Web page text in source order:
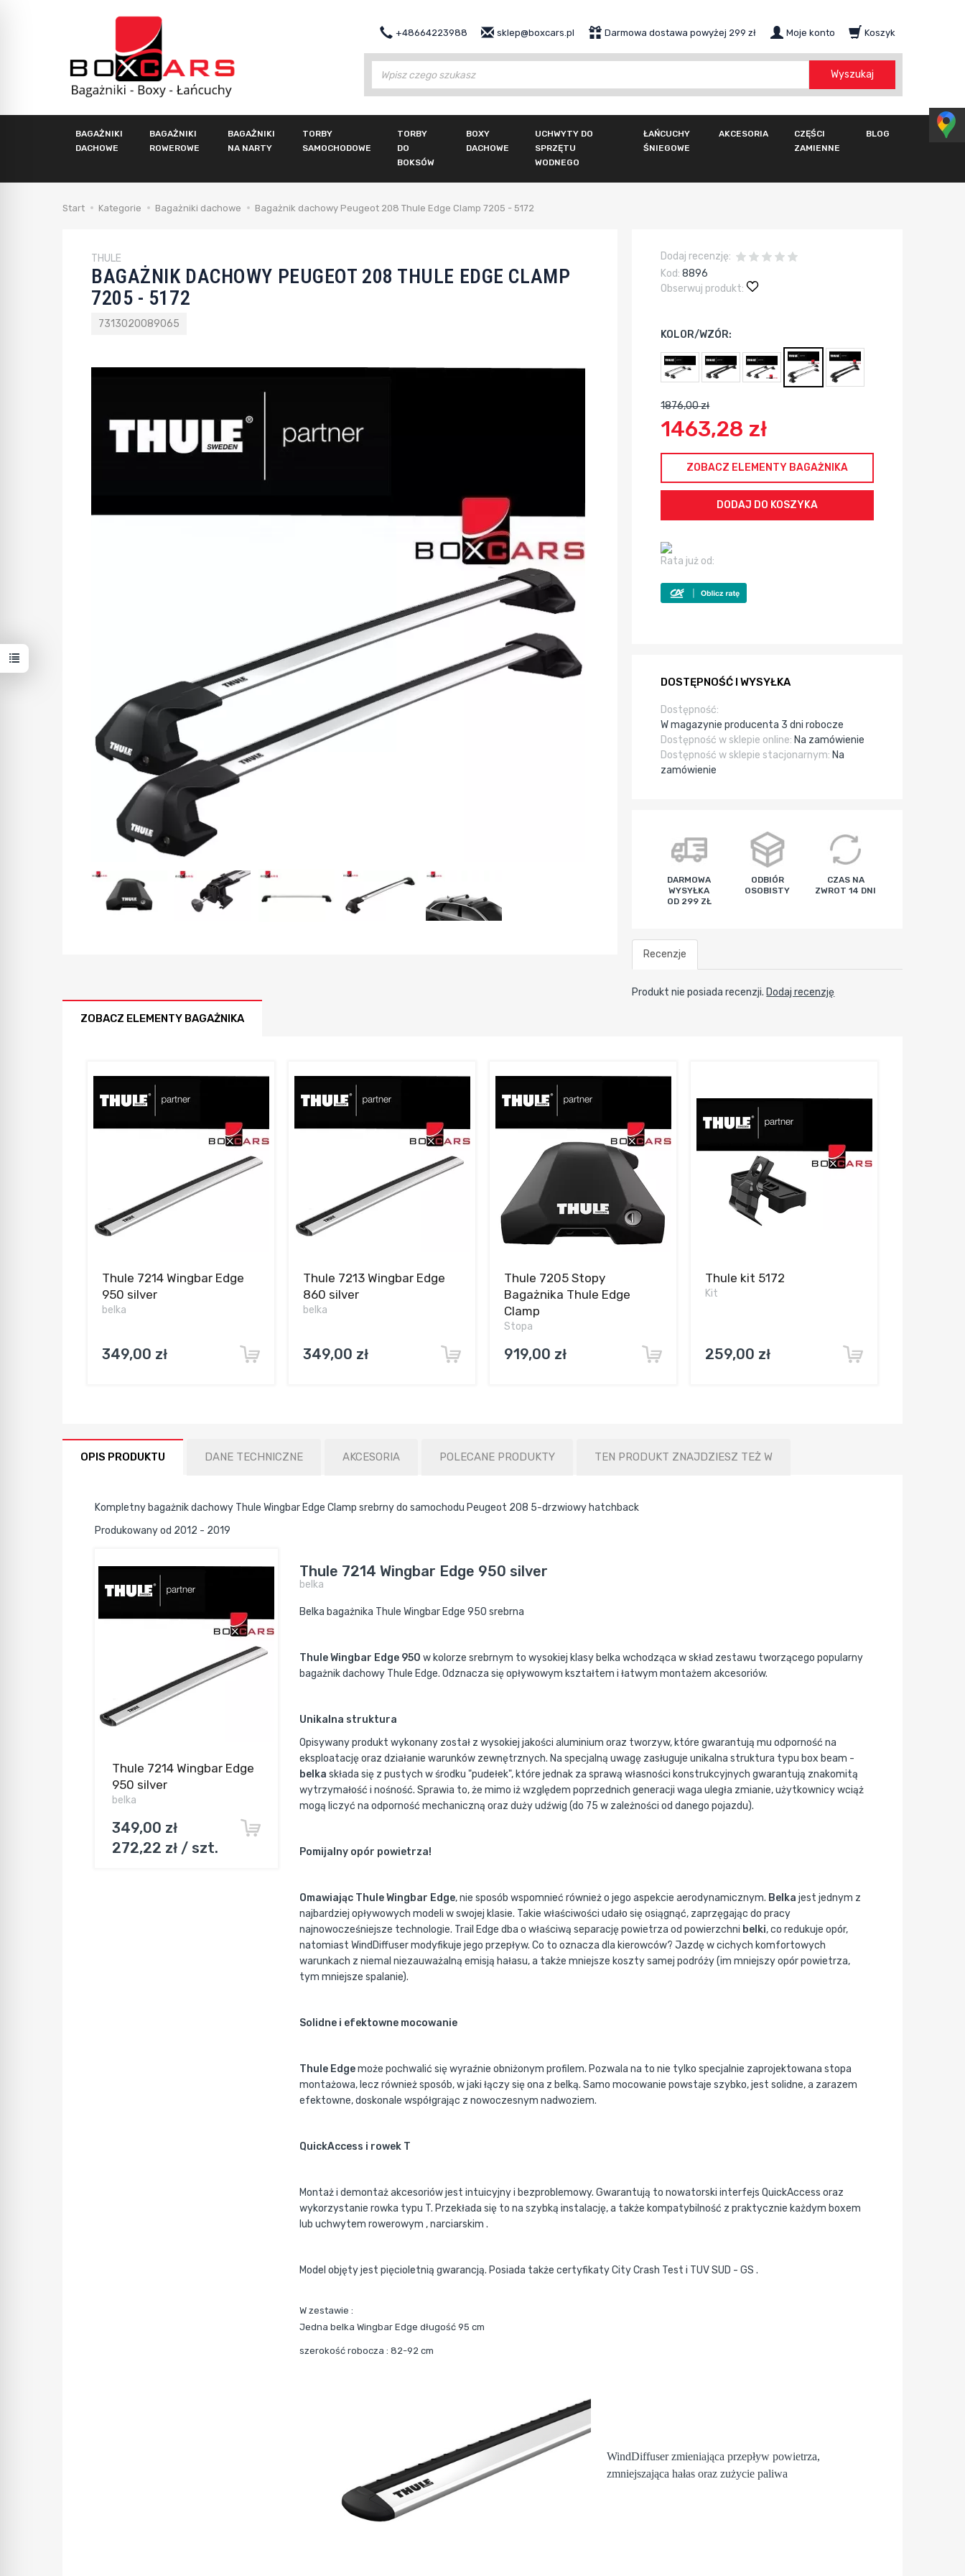
+48664223988 Darmowa dostawa powyżej 299 zł
sklep@boxcars.pl Moje konto Koszyk
Wyszukaj
BAGAŻNIKI
DACHOWE
BAGAŻNIKI
ROWEROWE
BAGAŻNIKI
NA NARTY
TORBY
SAMOCHODOWE
TORBY
DO
BOKSÓW
BOXY
DACHOWE
UCHWYTY DO
SPRZĘTU
WODNEGO
ŁAŃCUCHY
ŚNIEGOWE
AKCESORIA
CZĘŚCI
ZAMIENNE
BLOG
Start Kategorie Bagażniki dachowe Bagażnik dachowy Peugeot 208 Thule Edge Clamp 7205 - 5172
THULE
BAGAŻNIK DACHOWY PEUGEOT 208 THULE EDGE CLAMP
7205 - 5172
7313020089065
Dodaj recenzję:
Kod: 8896
Obserwuj produkt:
KOLOR/WZÓR:
1876,00 zł
1463,28 zł
ZOBACZ ELEMENTY BAGAŻNIKA
Rata już od:
DOSTĘPNOŚĆ I WYSYŁKA
Dostępność:
W magazynie producenta 3 dni robocze
Dostępność w sklepie online: Na zamówienie
Dostępność w sklepie stacjonarnym: Na
zamówienie
DARMOWA
WYSYŁKA
OD 299 ZŁ
ODBIÓR
OSOBISTY
CZAS NA
ZWROT 14 DNI
Recenzje
Produkt nie posiada recenzji. Dodaj recenzję
ZOBACZ ELEMENTY BAGAŻNIKA
Thule 7214 Wingbar Edge
950 silver
belka
349,00 zł
Thule 7213 Wingbar Edge
860 silver
belka
349,00 zł
Thule 7205 Stopy
Bagażnika Thule Edge
Clamp
Stopa
919,00 zł
Thule kit 5172
Kit
259,00 zł
OPIS PRODUKTU DANE TECHNICZNE AKCESORIA POLECANE PRODUKTY TEN PRODUKT ZNAJDZIESZ TEŻ W
Kompletny bagażnik dachowy Thule Wingbar Edge Clamp srebrny do samochodu Peugeot 208 5-drzwiowy hatchback
Produkowany od 2012 - 2019
Thule 7214 Wingbar Edge
950 silver
belka
349,00 zł
272,22 zł / szt.
Thule 7214 Wingbar Edge 950 silver
belka
Belka bagażnika Thule Wingbar Edge 950 srebrna
Thule Wingbar Edge 950 w kolorze srebrnym to wysokiej klasy belka wchodząca w skład zestawu tworzącego popularny
bagażnik dachowy Thule Edge. Odznacza się opływowym kształtem i łatwym montażem akcesoriów.
Unikalna struktura
Opisywany produkt wykonany został z wysokiej jakości aluminium oraz tworzyw, które gwarantują mu odporność na
eksploatację oraz działanie warunków zewnętrznych. Na specjalną uwagę zasługuje unikalna struktura typu box beam -
belka składa się z pustych w środku "pudełek", które jednak za sprawą własności konstrukcyjnych gwarantują znakomitą
wytrzymałość i nośność. Sprawia to, że mimo iż względem poprzednich generacji waga uległa zmianie, użytkownicy wciąż
mogą liczyć na odporność mechaniczną oraz duży udźwig (do 75 w zależności od danego pojazdu).
Pomijalny opór powietrza!
Omawiając Thule Wingbar Edge, nie sposób wspomnieć również o jego aspekcie aerodynamicznym. Belka jest jednym z
najbardziej opływowych modeli w swojej klasie. Takie właściwości udało się osiągnąć, zaprzęgając do pracy
najnowocześniejsze technologie. Trail Edge dba o właściwą separację powietrza od powierzchni belki, co redukuje opór,
natomiast WindDiffuser modyfikuje jego przepływ. Co to oznacza dla kierowców? Jazdę w cichych komfortowych
warunkach z niemal niezauważalną emisją hałasu, a także mniejsze koszty samej podróży (im mniejszy opór powietrza,
tym mniejsze spalanie).
Solidne i efektowne mocowanie
Thule Edgemoże pochwalić się wyraźnie obniżonym profilem. Pozwala na to nie tylko specjalnie zaprojektowana stopa
montażowa, lecz również sposób, w jaki łączy się ona z belką. Samo mocowanie powstaje szybko, jest solidne, a zarazem
efektowne, doskonale współgrając z nowoczesnym nadwoziem.
QuickAccess i rowek T
Montaż i demontaż akcesoriów jest intuicyjny i bezproblemowy. Gwarantują to nowatorski interfejs QuickAccess oraz
wykorzystanie rowka typu T. Przekłada się to na szybką instalację, a także kompatybilność z praktycznie każdym boxem
lub uchwytem rowerowym , narciarskim .
Model objęty jest pięcioletnią gwarancją. Posiada także certyfikaty City Crash Test i TUV SUD - GS .
W zestawie :
Jedna belka Wingbar Edge długość 95 cm
szerokość robocza : 82-92 cm
WindDiffuserzmieniająca przepływ powietrza,
zmniejszająca hałas oraz zużycie paliwa